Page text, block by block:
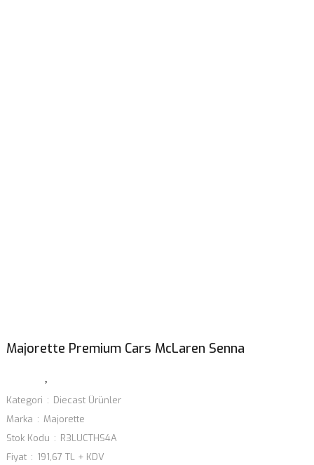
Majorette Premium Cars McLaren Senna
Kategori
Diecast Ürünler
Marka
Majorette
Stok Kodu
R3LUCTHS4A
Fiyat
191,67 TL + KDV